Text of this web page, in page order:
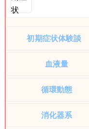
初期症状体験談
血液量
循環動態
消化器系